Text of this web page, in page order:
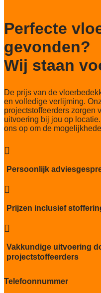
162.840/m2
3.815 gr/m2
Lichtechtheid NF EN
>7
Slijtvastheid NF EN
klasse 33 LC 1+
Thermische weerstand
0,077
Brandwerend
Ja
hergebruikt worden
nieuwe tapijttegels.
Particulier gebruik
Perfecte
gevonden?
Wij staan
De prijs van de
en volledige verlijming.
projectstoffeerders zorgen
uitvoering bij jou op
ons op om de

Persoonlijk

Prijzen inclusief

Vakkundige uitvoering
projectstoffeerders
Telefoonnummer